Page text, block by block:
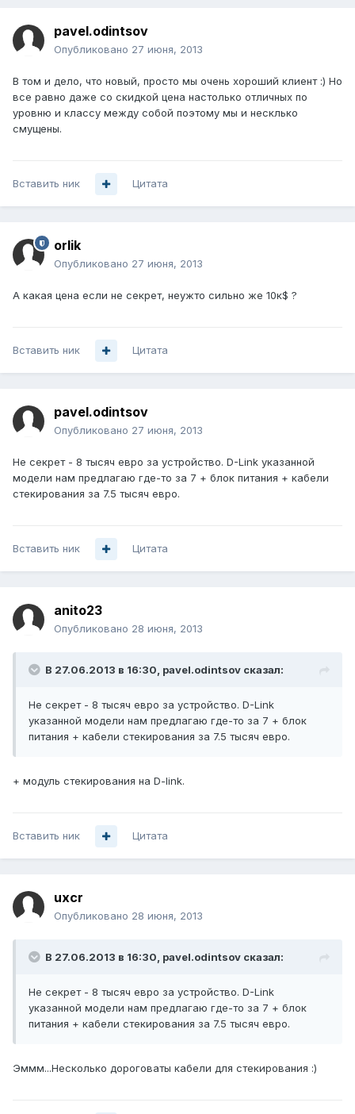
pavel.odintsov
Опубликовано 27 июня, 2013
В том и дело, что новый, просто мы очень хороший клиент :) Но
все равно даже со скидкой цена настолько отличных по
уровню и классу между собой поэтому мы и несклько
смущены.
Вставить ник Цитата
orlik
Опубликовано 27 июня, 2013
А какая цена если не секрет, неужто сильно же 10к$ ?
Вставить ник Цитата
pavel.odintsov
Опубликовано 27 июня, 2013
Не секрет - 8 тысяч евро за устройство. D-Link указанной
модели нам предлагаю где-то за 7 + блок питания + кабели
стекирования за 7.5 тысяч евро.
Вставить ник Цитата
anito23
Опубликовано 28 июня, 2013
В 27.06.2013 в 16:30, pavel.odintsov сказал:
Не секрет - 8 тысяч евро за устройство. D-Link
указанной модели нам предлагаю где-то за 7 + блок
питания + кабели стекирования за 7.5 тысяч евро.
+ модуль стекирования на D-link.
Вставить ник Цитата
uxcr
Опубликовано 28 июня, 2013
В 27.06.2013 в 16:30, pavel.odintsov сказал:
Не секрет - 8 тысяч евро за устройство. D-Link
указанной модели нам предлагаю где-то за 7 + блок
питания + кабели стекирования за 7.5 тысяч евро.
Эммм...Несколько дороговаты кабели для стекирования :)